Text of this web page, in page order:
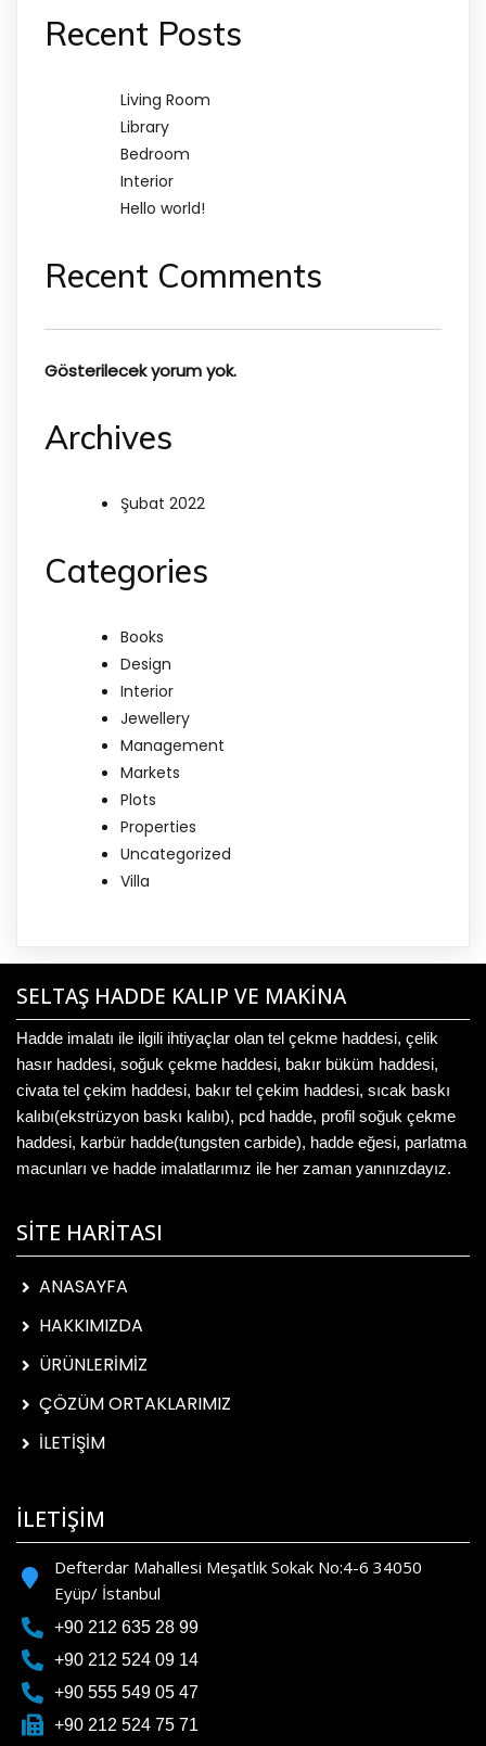
Recent Posts
Living Room
Library
Bedroom
Interior
Hello world!
Recent Comments
Gösterilecek yorum yok.
Archives
Şubat 2022
Categories
Books
Design
Interior
Jewellery
Management
Markets
Plots
Properties
Uncategorized
Villa
SELTAŞ HADDE KALIP VE MAKİNA
Hadde imalatı ile ilgili ihtiyaçlar olan tel çekme haddesi, çelik
hasır haddesi, soğuk çekme haddesi, bakır büküm haddesi,
civata tel çekim haddesi, bakır tel çekim haddesi, sıcak baskı
kalıbı(ekstrüzyon baskı kalıbı), pcd hadde, profil soğuk çekme
haddesi, karbür hadde(tungsten carbide), hadde eğesi, parlatma
macunları ve hadde imalatlarımız ile her zaman yanınızdayız.
SİTE HARİTASI
ANASAYFA
HAKKIMIZDA
ÜRÜNLERİMİZ
ÇÖZÜM ORTAKLARIMIZ
İLETİŞİM
İLETİŞİM
Defterdar Mahallesi Meşatlık Sokak No:4-6 34050
Eyüp/ İstanbul
+90 212 635 28 99
+90 212 524 09 14
+90 555 549 05 47
+90 212 524 75 71